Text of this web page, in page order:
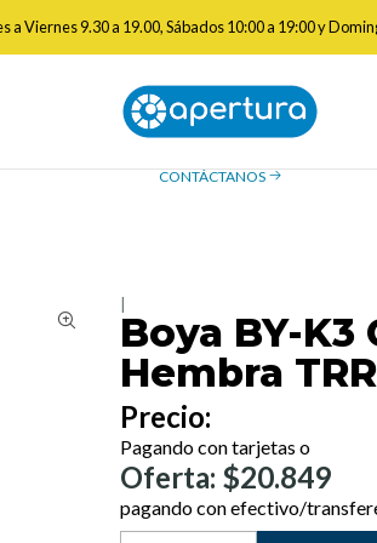
Viernes 9.30 a 19.00, Sábados 10:00 a 19:00 y
Boya BY-K3 Cable Macho Lightning -
las
Contáctanos
¿Tienes preguntas? Estamos
CONTÁCTANOS
Boya BY-
Hembra
Precio:
Pagando con tarjetas o
Oferta: $20.849
pagando con efectivo/